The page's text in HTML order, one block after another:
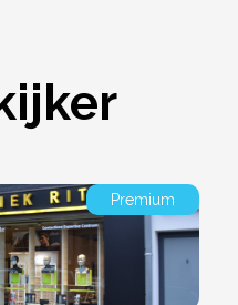
Premium